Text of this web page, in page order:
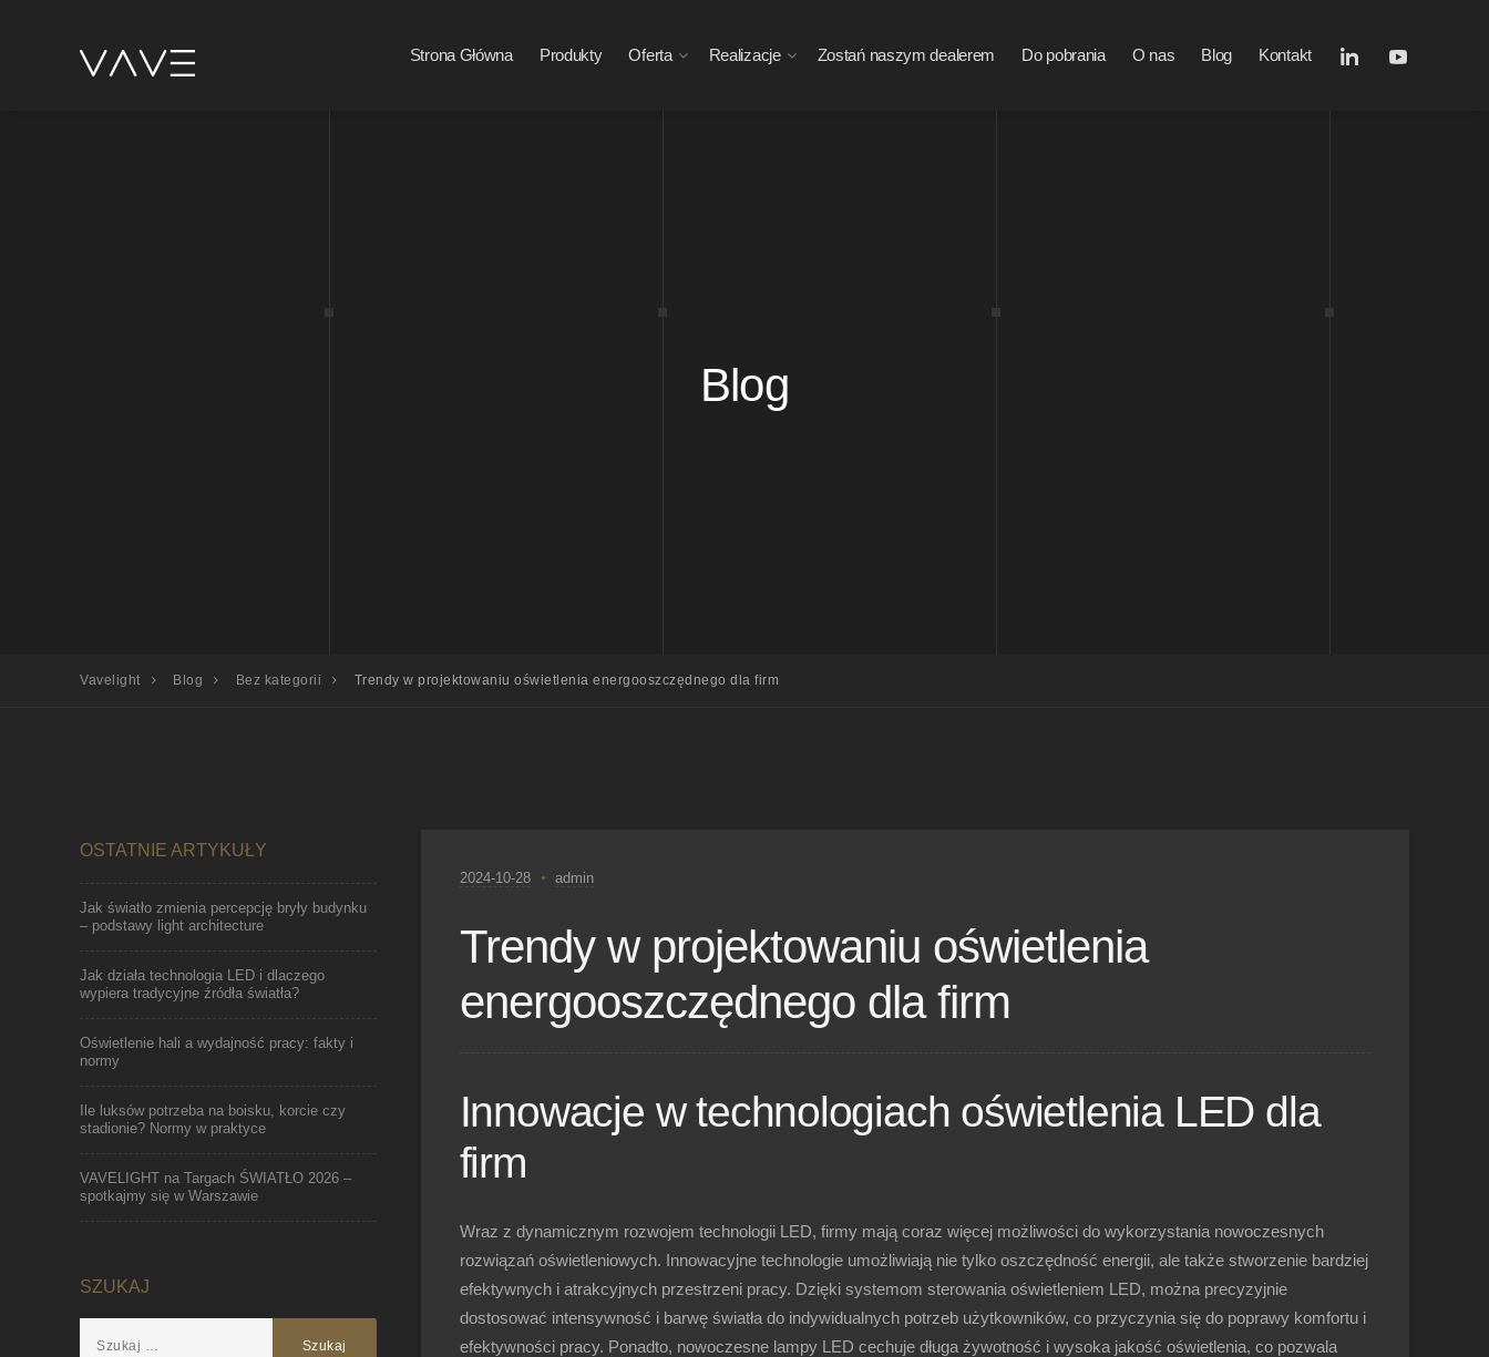
Strona Główna Produkty Oferta Realizacje Zostań naszym dealerem Do pobrania O nas Blog Kontakt
Blog
Vavelight Blog Bez kategorii Trendy w projektowaniu oświetlenia energooszczędnego dla firm
2024-10-28 admin
Trendy w projektowaniu oświetlenia
energooszczędnego dla firm
Innowacje w technologiach oświetlenia LED dla
firm
Wraz z dynamicznym rozwojem technologii LED, firmy mają coraz więcej możliwości do wykorzystania nowoczesnych
rozwiązań oświetleniowych. Innowacyjne technologie umożliwiają nie tylko oszczędność energii, ale także stworzenie bardziej
efektywnych i atrakcyjnych przestrzeni pracy. Dzięki systemom sterowania oświetleniem LED, można precyzyjnie
dostosować intensywność i barwę światła do indywidualnych potrzeb użytkowników, co przyczynia się do poprawy komfortu i
efektywności pracy. Ponadto, nowoczesne lampy LED cechuje długa żywotność i wysoka jakość oświetlenia, co pozwala
OSTATNIE ARTYKUŁY
Jak światło zmienia percepcję bryły budynku
– podstawy light architecture
Jak działa technologia LED i dlaczego
wypiera tradycyjne źródła światła?
Oświetlenie hali a wydajność pracy: fakty i
normy
Ile luksów potrzeba na boisku, korcie czy
stadionie? Normy w praktyce
VAVELIGHT na Targach ŚWIATŁO 2026 –
spotkajmy się w Warszawie
SZUKAJ